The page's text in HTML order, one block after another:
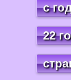
с
22